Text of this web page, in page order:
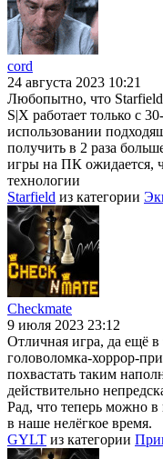
cord
24 августа 2023 10:21
Любопытно, что
S|X работает только с
использовании
получить в 2 раза
игры на ПК ожидается,
технологии
Starfield из категории
Checkmate
9 июля 2023 23:12
Отличная игра, да ещё в
головоломка-хоррор-
похвастать таким
действительно
Рад, что теперь можно
в наше нелёгкое время.
GYLT из категории